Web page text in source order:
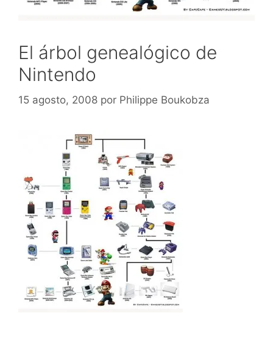
El árbol genealógico de
Nintendo
15 agosto, 2008 por Philippe Boukobza